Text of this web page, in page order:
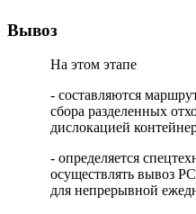
Вывоз
На этом этапе
- составляются
сбора разделенных
дислокацией
- определяется
осуществлять вывоз
для непрерывной